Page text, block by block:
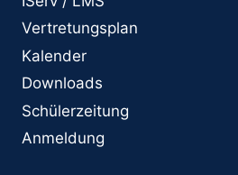
Vertretungsplan
Kalender
Downloads
Schülerzeitung
Anmeldung